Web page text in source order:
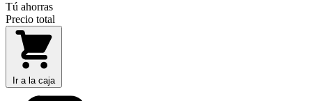
Tú ahorras
Precio total
Ir a la caja